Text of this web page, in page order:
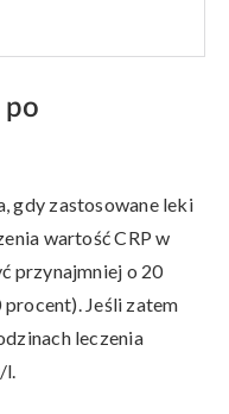
po
gdy zastosowane leki
wartość CRP w
przynajmniej o 20
procent). Jeśli zatem
leczenia
l.